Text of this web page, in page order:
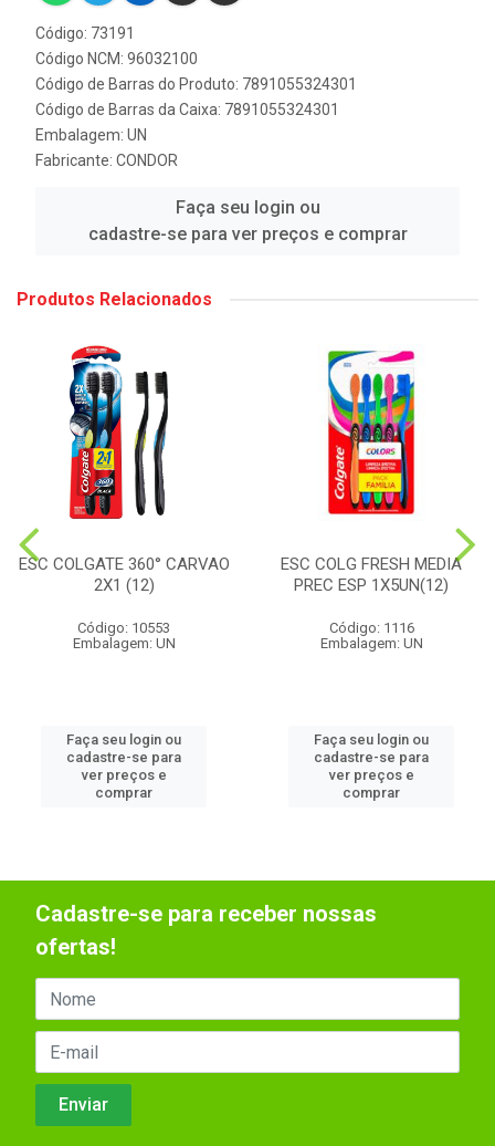
Código: 73191
Código NCM: 96032100
Código de Barras do Produto: 7891055324301
Código de Barras da Caixa: 7891055324301
Embalagem: UN
Fabricante: CONDOR
Faça seu login ou
cadastre-se para ver preços e comprar
Produtos Relacionados
ESC COLGATE 360° CARVAO
2X1 (12)
Código: 10553
Embalagem: UN
Faça seu login ou
cadastre-se para
ver preços e
comprar
ESC COLG FRESH MEDIA
PREC ESP 1X5UN(12)
Código: 1116
Embalagem: UN
Faça seu login ou
cadastre-se para
ver preços e
comprar
Cadastre-se para receber nossas
ofertas!